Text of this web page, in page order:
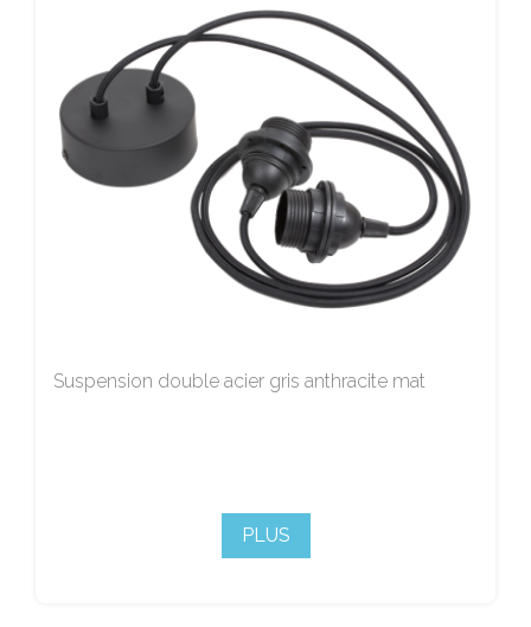
Suspension double acier gris anthracite mat
PLUS